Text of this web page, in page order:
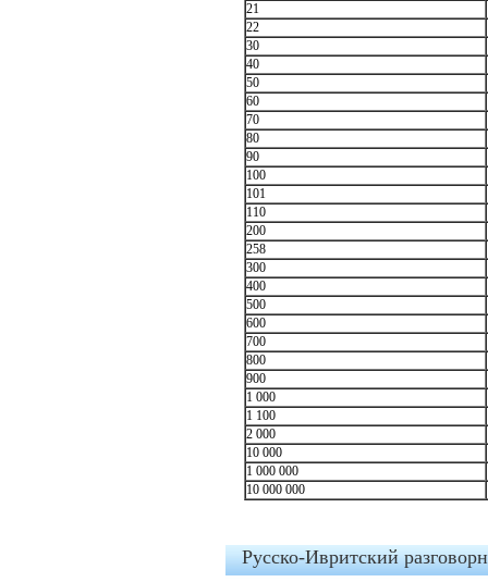
21
22
30
40
50
60
70
80
90
100
101
110
200
258
300
400
500
600
700
800
900
1 000
1 100
2 000
10 000
1 000 000
10 000 000
Русско-Ивритский